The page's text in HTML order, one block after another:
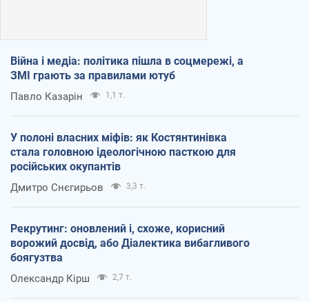
Війна і медіа: політика пішла в соцмережі, а
ЗМІ грають за правилами ютуб
Павло Казарін 1,1 т.
У полоні власних міфів: як Костянтинівка
стала головною ідеологічною пасткою для
російських окупантів
Дмитро Снєгирьов 3,3 т.
Рекрутинг: оновлений і, схоже, корисний
ворожий досвід, або Діалектика вибагливого
боягузтва
Олександр Кірш 2,7 т.